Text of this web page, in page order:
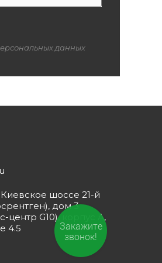
данных
шоссе 21-й
дом 3
центр G10), корпус А,
4.5
Закажите
звонок!